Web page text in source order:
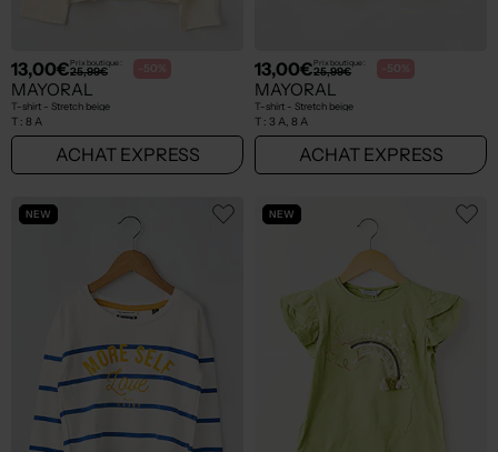
13,00€Prix boutique :
25,99€ -50%
MAYORAL
T-shirt - Stretch beige
T : 8 A
ACHAT EXPRESS
13,00€Prix boutique :
25,99€ -50%
MAYORAL
T-shirt - Stretch beige
T : 3 A, 8 A
ACHAT EXPRESS
NEW NEW